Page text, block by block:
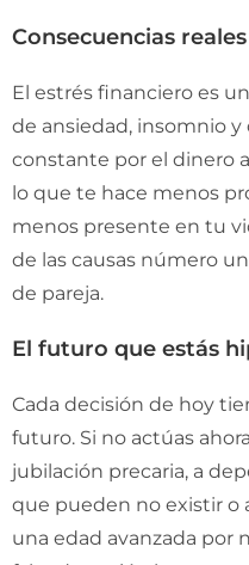
Consecuencias
El estrés financiero es
de ansiedad, insomnio
constante por el dinero
lo que te hace menos
menos presente en tu
de las causas número
de pareja.
El futuro que estás
Cada decisión de hoy
futuro. Si no actúas
jubilación precaria, a
que pueden no existir o
una edad avanzada por